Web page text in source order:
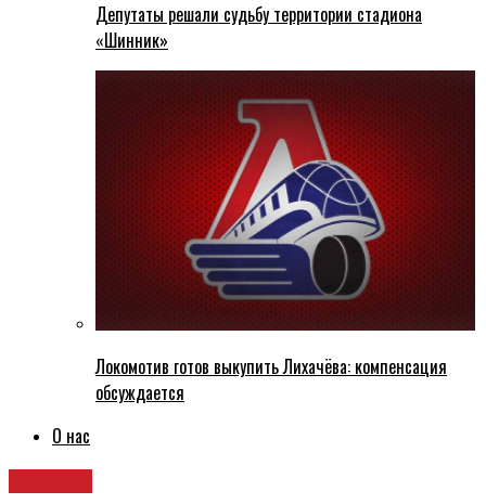
Депутаты решали судьбу территории стадиона
«Шинник»
Локомотив готов выкупить Лихачёва: компенсация
обсуждается
О нас